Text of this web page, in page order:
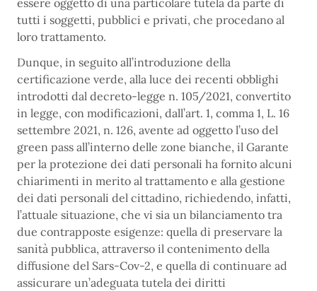
essere oggetto di una particolare tutela da parte di
tutti i soggetti, pubblici e privati, che procedano al
loro trattamento.
Dunque, in seguito all’introduzione della
certificazione verde, alla luce dei recenti obblighi
introdotti dal decreto-legge n. 105/2021, convertito
in legge, con modificazioni, dall’art. 1, comma 1, L. 16
settembre 2021, n. 126, avente ad oggetto l’uso del
green pass all’interno delle zone bianche, il Garante
per la protezione dei dati personali ha fornito alcuni
chiarimenti in merito al trattamento e alla gestione
dei dati personali del cittadino, richiedendo, infatti,
l’attuale situazione, che vi sia un bilanciamento tra
due contrapposte esigenze: quella di preservare la
sanità pubblica, attraverso il contenimento della
diffusione del Sars-Cov-2, e quella di continuare ad
assicurare un’adeguata tutela dei diritti